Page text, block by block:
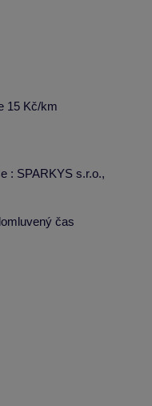
15 Kč/km
: SPARKYS s.r.o.,
čas